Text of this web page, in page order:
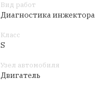
Вид работ
Диагностика инжектора
Класс
S
Узел автомобиля
Двигатель